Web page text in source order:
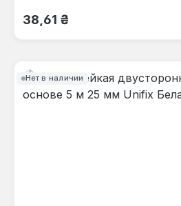
Обычная цена:
38,61 ₴
Нет в наличии